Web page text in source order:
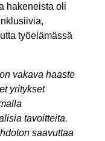
hakeneista oli
työelämässä
vakava haaste
yritykset
tavoitteita.
saavuttaa